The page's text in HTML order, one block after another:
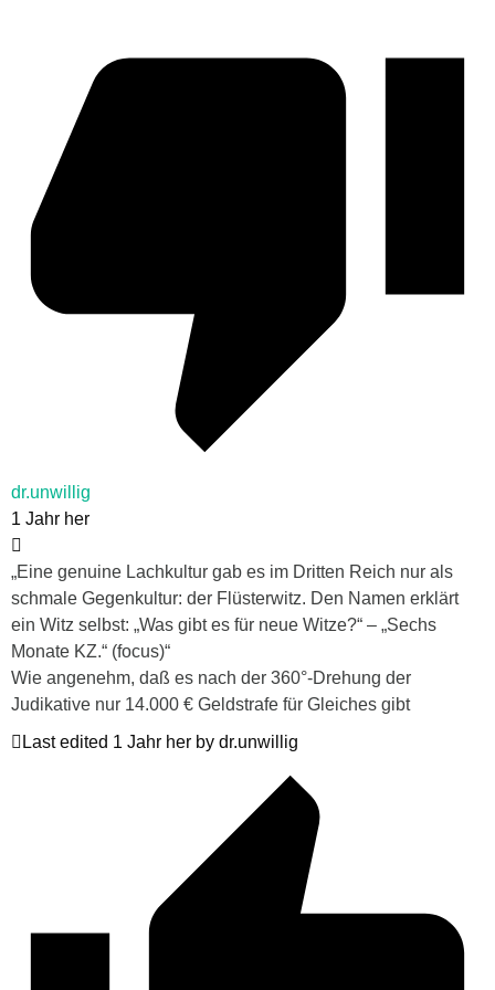
dr.unwillig
1 Jahr her
„Eine genuine Lachkultur gab es im Dritten Reich nur als
schmale Gegenkultur: der Flüsterwitz. Den Namen erklärt
ein Witz selbst: „Was gibt es für neue Witze?“ – „Sechs
Monate KZ.“ (focus)“
Wie angenehm, daß es nach der 360°-Drehung der
Judikative nur 14.000 € Geldstrafe für Gleiches gibt
Last edited 1 Jahr her by dr.unwillig